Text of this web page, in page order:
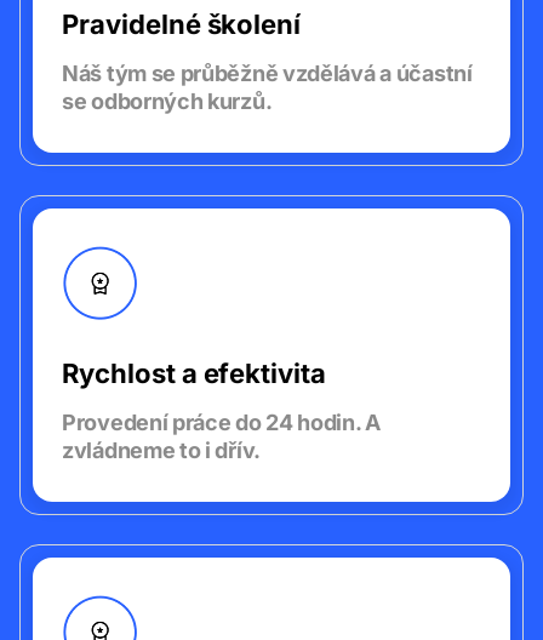
Pravidelné školení
Náš tým se průběžně vzdělává a účastní
se odborných kurzů.
Rychlost a efektivita
Provedení práce do 24 hodin.A
zvládneme to i dřív.